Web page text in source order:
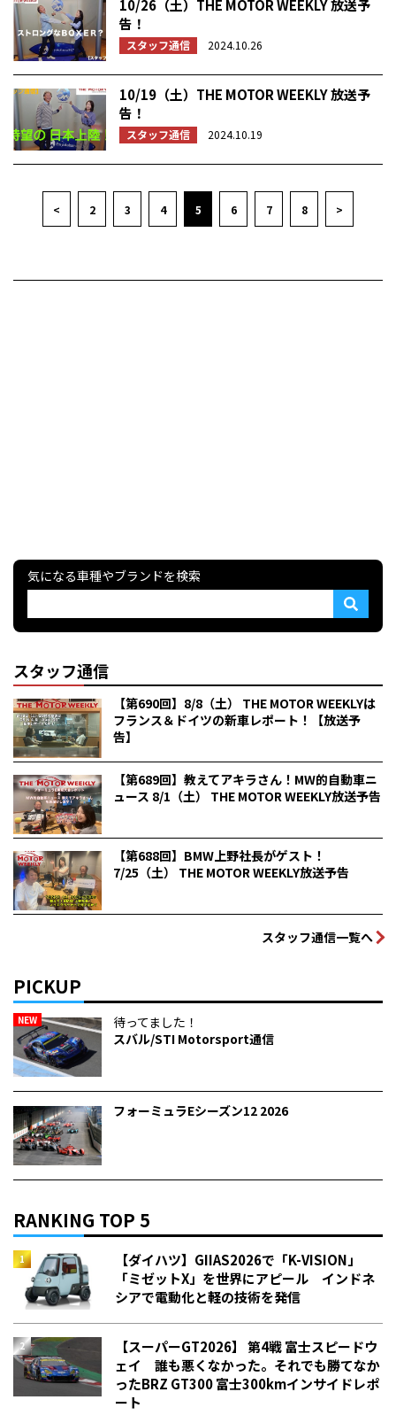
10/26（土）THE MOTOR WEEKLY 放送予
告！
スタッフ通信 2024.10.26
10/19（土）THE MOTOR WEEKLY 放送予
告！
スタッフ通信 2024.10.19
< 2 3 4 5 6 7 8 >
気になる車種やブランドを検索
スタッフ通信
【第690回】8/8（土） THE MOTOR WEEKLYは
フランス＆ドイツの新車レポート！【放送予
告】
【第689回】教えてアキラさん！MW的自動車ニ
ュース 8/1（土） THE MOTOR WEEKLY放送予告
【第688回】BMW上野社長がゲスト！
7/25（土） THE MOTOR WEEKLY放送予告
スタッフ通信一覧へ
PICKUP
NEW
待ってました！
スバル/STI Motorsport通信
フォーミュラEシーズン12 2026
RANKING TOP 5
【ダイハツ】GIIAS2026で「K-VISION」
「ミゼットX」を世界にアピール インドネ
シアで電動化と軽の技術を発信
【スーパーGT2026】 第4戦 富士スピードウ
ェイ 誰も悪くなかった。それでも勝てなか
った――BRZ GT300 富士300kmインサイドレポ
ート